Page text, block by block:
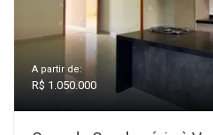
A partir de:
R$ 1.050.000